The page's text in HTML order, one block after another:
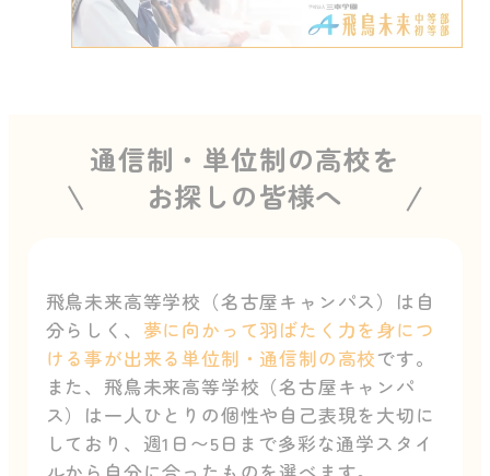
通信制・単位制の高校を
お探しの皆様へ
飛鳥未来高等学校（名古屋キャンパス）は自
分らしく、 夢に向かって羽ばたく力を身につ
ける事が出来る単位制・通信制の高校です。
また、飛鳥未来高等学校（名古屋キャンパ
ス）は一人ひとりの個性や自己表現を大切に
しており、週1日〜5日まで多彩な通学スタイ